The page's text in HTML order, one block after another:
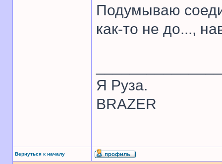
Подумываю
как-то не до...,
Я Руза.
BRAZER
Вернуться к началу